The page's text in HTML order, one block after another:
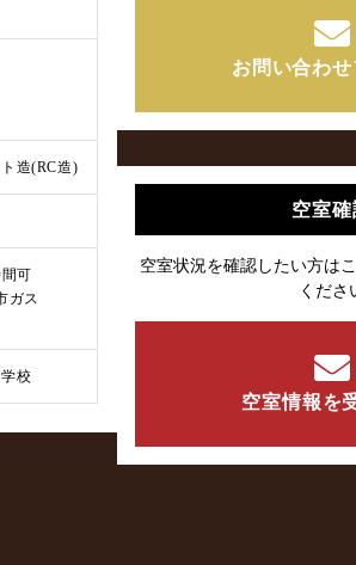
造(RC造)
可
ガス
校
お問い合わ
空室確
空室状況を確認したい方は
くださ
空室情報を